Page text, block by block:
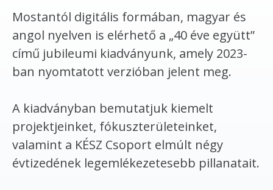
Mostantól digitális formában, magyar és
angol nyelven is elérhető a „40 éve együtt”
című jubileumi kiadványunk, amely 2023-
ban nyomtatott verzióban jelent meg.
A kiadványban bemutatjuk kiemelt
projektjeinket, fókuszterületeinket,
valamint a KÉSZ Csoport elmúlt négy
évtizedének legemlékezetesebb pillanatait.